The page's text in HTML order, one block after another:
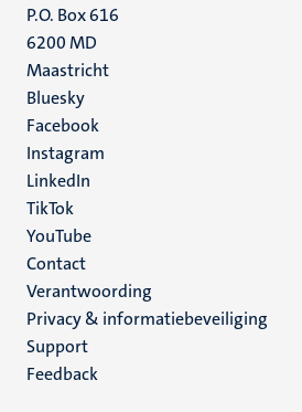
P.O. Box 616
6200 MD
Maastricht
Social
media
Bluesky
Facebook
Instagram
LinkedIn
TikTok
YouTube
Menu
footer
(NL)
Contact
Verantwoording
Privacy & informatiebeveiliging
Support
Feedback